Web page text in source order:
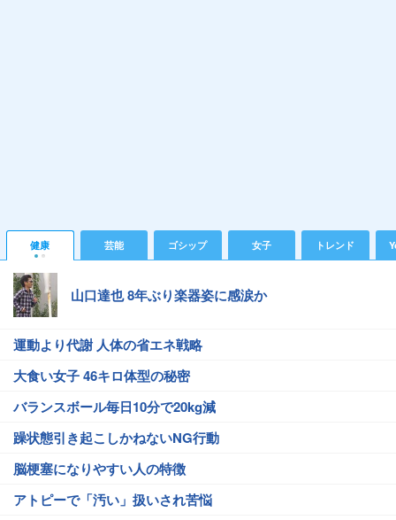
健康 芸能 ゴシップ 女子 トレンド
山口達也 8年ぶり楽器姿に感涙か
運動より代謝 人体の省エネ戦略
大食い女子 46キロ体型の秘密
バランスボール毎日10分で20kg減
躁状態引き起こしかねないNG行動
脳梗塞になりやすい人の特徴
アトピーで「汚い」扱いされ苦悩